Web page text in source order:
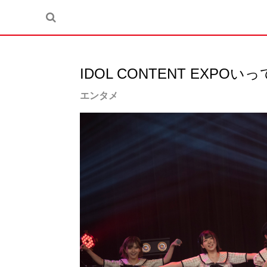
IDOL CONTENT EXPOい
エンタメ